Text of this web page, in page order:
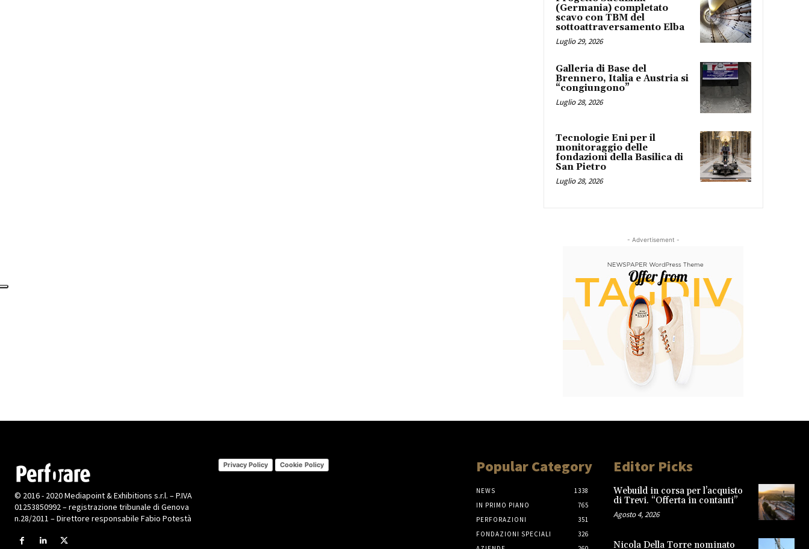
(Germania) completato
scavo con TBM del
sottoattraversamento Elba
Luglio 29, 2026
Galleria di Base del
Brennero, Italia e Austria si
“congiungono”
Luglio 28, 2026
Tecnologie Eni per il
monitoraggio delle
fondazioni della Basilica di
San Pietro
Luglio 28, 2026
- Advertisement -
© 2016 - 2020 Mediapoint & Exhibitions s.r.l. – P.IVA
01253850992 – registrazione tribunale di Genova
n.28/2011 – Direttore responsabile Fabio Potestà
Privacy Policy Cookie Policy Popular Category
NEWS
1338
IN PRIMO PIANO
765
PERFORAZIONI
351
FONDAZIONI SPECIALI
326
Editor Picks
Webuild in corsa per l’acquisto
di Trevi. “Offerta in contanti”
Agosto 4, 2026
Nicola Della Torre nominato